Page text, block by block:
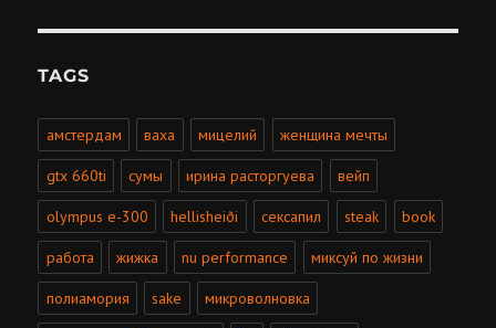
TAGS
амстердам ваха мицелий женщина мечты
gtx 660ti сумы ирина расторгуева вейп
olympus e-300 hellisheiði сексапил steak book
работа жижка nu performance миксуй по жизни
полиамория sake микроволновка